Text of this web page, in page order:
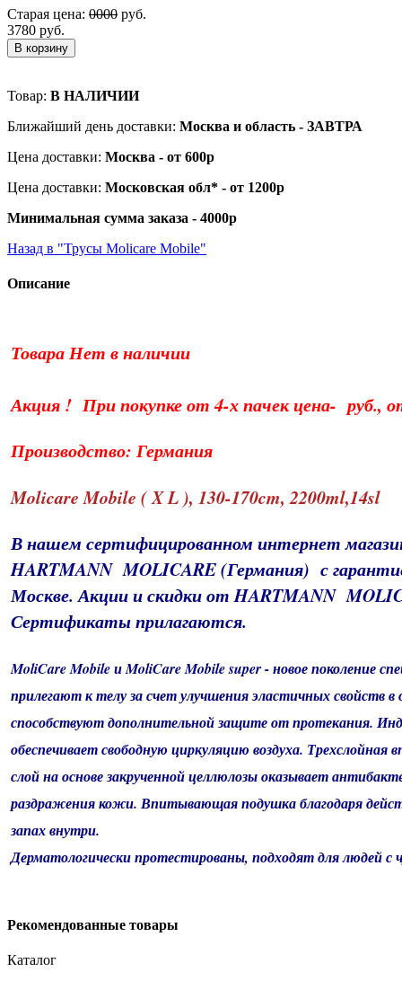
Старая цена: 0000 руб.
3780 руб.
В корзину
Товар: В НАЛИЧИИ
Ближайший день доставки: Москва и область - ЗАВТРА
Цена доставки: Москва - от 600р
Цена доставки: Московская обл* - от 1200р
Минимальная сумма заказа - 4000р
Назад в "Трусы Molicare Mobile"
Описание
Товара Нет в наличии
Акция ! При покупке от 4-х пачек цена- руб.,
Производство: Германия
Molicare Mobile ( X L ), 130-170cm, 2200ml,14sl
В нашем сертифицированном интернет
HARTMANN MOLICARE (Германия) с
Москве. Акции и скидки от HARTMANN
Сертификаты прилагаются.
MoliCare Mobile и MoliCare Mobile super - новое поколение
прилегают к телу за счет улучшения эластичных
способствуют дополнительной защите от протекания.
обеспечивает свободную циркуляцию воздуха.
слой на основе закрученной целлюлозы оказывает
раздражения кожи. Впитывающая подушка благодаря
запах внутри.
Дерматологически протестированы, подходят для людей с
Рекомендованные товары
Каталог